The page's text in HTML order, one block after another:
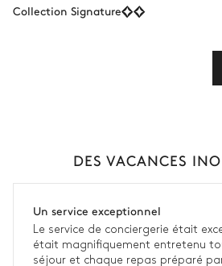
Collection Signature
DES VACANCES
Un service exceptionnel
Le service de conciergerie était
était magnifiquement entretenu
séjour et chaque repas préparé